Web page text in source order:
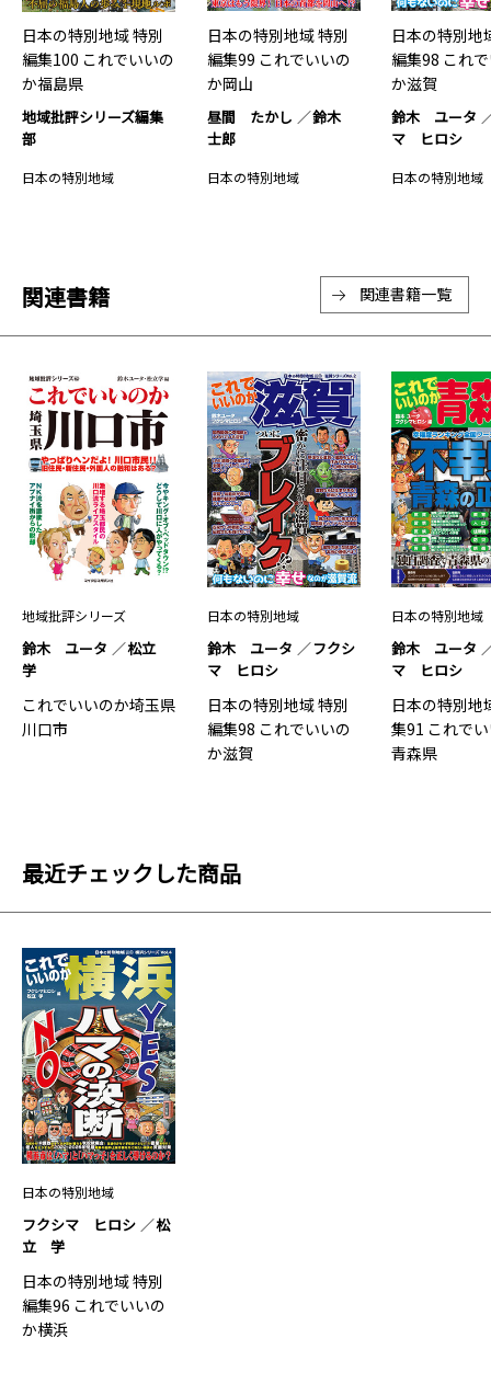
日本の特別地域 特別
編集100 これでいいの
か福島県
地域批評シリーズ編集
部
日本の特別地域
日本の特別地域 特別
編集99 これでいいの
か岡山
昼間 たかし
鈴木
士郎
日本の特別地域
日本の特別地
編集98 これ
か滋賀
鈴木 ユータ
マ ヒロシ
日本の特別地域
関連書籍 関連書籍一覧
地域批評シリーズ
鈴木 ユータ
松立
学
これでいいのか埼玉県
川口市
日本の特別地域
鈴木 ユータ
フクシ
マ ヒロシ
日本の特別地域 特別
編集98 これでいいの
か滋賀
日本の特別地域
鈴木 ユータ
マ ヒロシ
日本の特別地
集91 これで
青森県
最近チェックした商品
日本の特別地域
フクシマ ヒロシ
松
立 学
日本の特別地域 特別
編集96 これでいいの
か横浜